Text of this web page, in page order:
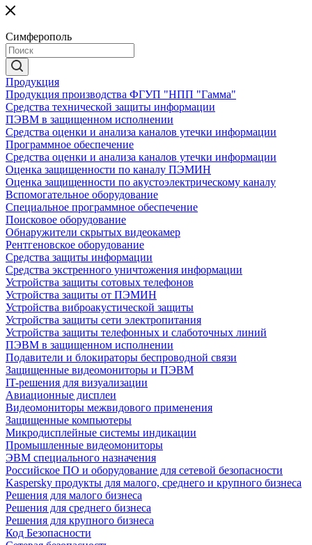
Симферополь
Продукция
Продукция производства ФГУП "НПП "Гамма"
Средства технической защиты информации
ПЭВМ в защищенном исполнении
Средства оценки и анализа каналов утечки информации
Программное обеспечение
Средства оценки и анализа каналов утечки информации
Оценка защищенности по каналу ПЭМИН
Оценка защищенности по акустоэлектрическому каналу
Вспомогательное оборудование
Специальное программное обеспечение
Поисковое оборудование
Обнаружители скрытых видеокамер
Рентгеновское оборудование
Средства защиты информации
Средства экстренного уничтожения информации
Устройства защиты сотовых телефонов
Устройства защиты от ПЭМИН
Устройства виброакустической защиты
Устройства защиты сети электропитания
Устройства защиты телефонных и слаботочных линий
ПЭВМ в защищенном исполнении
Подавители и блокираторы беспроводной связи
Защищенные видеомониторы и ПЭВМ
IT-решения для визуализации
Авиационные дисплеи
Видеомониторы межвидового применения
Защищенные компьютеры
Микродисплейные системы индикации
Промышленные видеомониторы
ЭВМ специального назначения
Российское ПО и оборудование для сетевой безопасности
Kaspersky продукты для малого, среднего и крупного бизнеса
Решения для малого бизнеса
Решения для среднего бизнеса
Решения для крупного бизнеса
Код Безопасности